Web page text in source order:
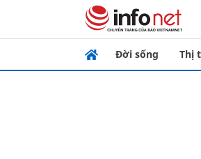
Đời sống Thị